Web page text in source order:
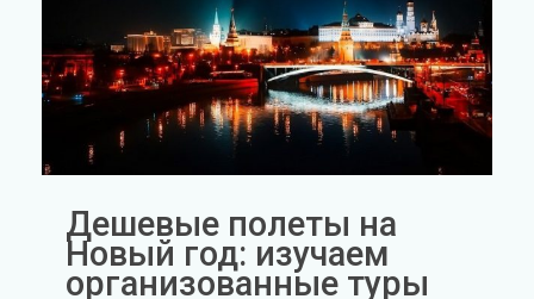
Дешевые полеты на
Новый год: изучаем
организованные туры